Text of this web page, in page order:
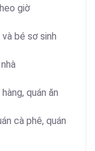
giờ
bé sơ sinh
quán ăn
cà phê, quán